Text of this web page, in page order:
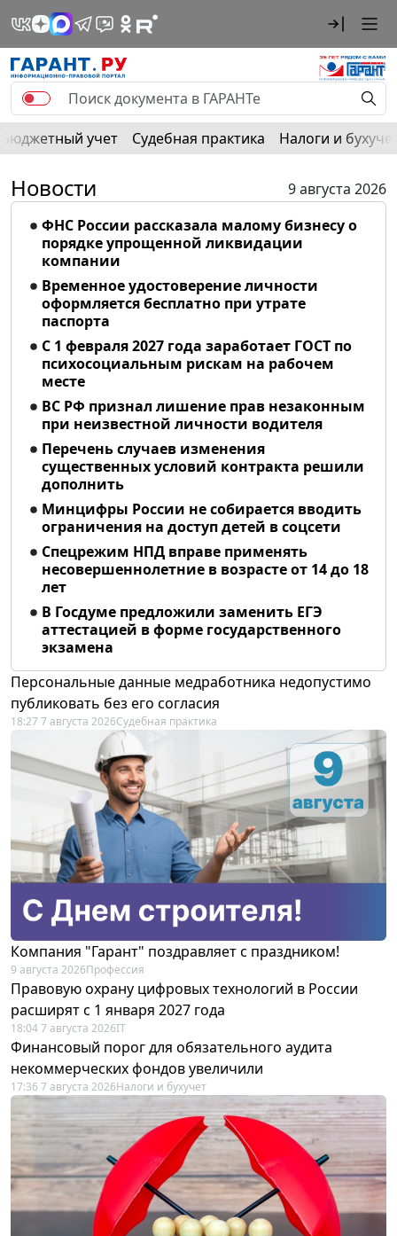
Бюджетный учет Судебная практика Налоги и
Новости
9 августа 2026
ФНС России рассказала малому бизнесу о
порядке упрощенной ликвидации
компании
Временное удостоверение личности
оформляется бесплатно при утрате
паспорта
С 1 февраля 2027 года заработает ГОСТ по
психосоциальным рискам на рабочем
месте
ВС РФ признал лишение прав незаконным
при неизвестной личности водителя
Перечень случаев изменения
существенных условий контракта решили
дополнить
Минцифры России не собирается вводить
ограничения на доступ детей в соцсети
Спецрежим НПД вправе применять
несовершеннолетние в возрасте от 14 до 18
лет
В Госдуме предложили заменить ЕГЭ
аттестацией в форме государственного
экзамена
Персональные данные медработника недопустимо
публиковать без его согласия
18:27 7 августа 2026Судебная практика
Компания "Гарант" поздравляет с праздником!
9 августа 2026Профессия
Правовую охрану цифровых технологий в России
расширят с 1 января 2027 года
18:04 7 августа 2026IT
Финансовый порог для обязательного аудита
некоммерческих фондов увеличили
17:36 7 августа 2026Налоги и бухучет